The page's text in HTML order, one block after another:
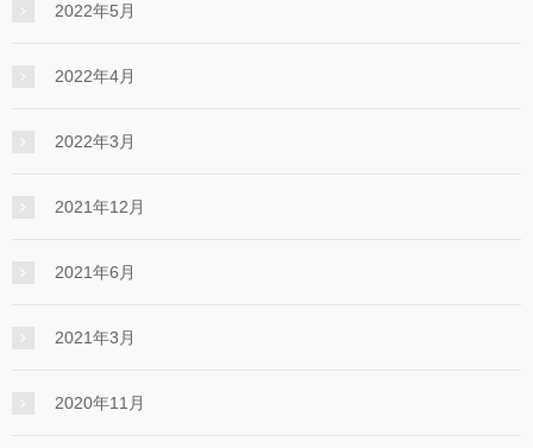
2022年5月
2022年4月
2022年3月
2021年12月
2021年6月
2021年3月
2020年11月